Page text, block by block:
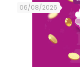
06/08/2026